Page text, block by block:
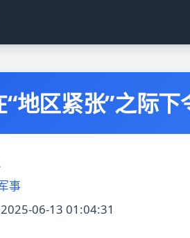
“地区紧张”之际
事
2025-06-13 01:04:31